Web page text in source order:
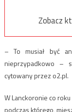
Zobacz
– To musiał być
nieprzypadkowo –
cytowany przez o2.pl.
W Lanckoronie co
podczas którego,